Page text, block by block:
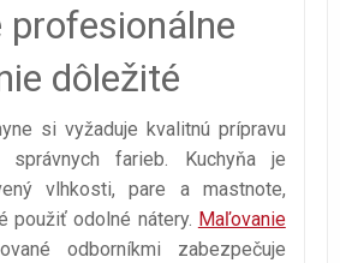
profesionálne
dôležité
si vyžaduje kvalitnú prípravu
farieb. Kuchyňa je
vlhkosti, pare a mastnote,
použiť odolné nátery. Maľovanie
odborníkmi zabezpečuje